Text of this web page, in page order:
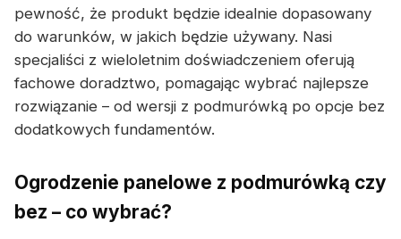
pewność, że produkt będzie idealnie dopasowany
do warunków, w jakich będzie używany. Nasi
specjaliści z wieloletnim doświadczeniem oferują
fachowe doradztwo, pomagając wybrać najlepsze
rozwiązanie – od wersji z podmurówką po opcje bez
dodatkowych fundamentów.
Ogrodzenie panelowe z podmurówką czy
bez – co wybrać?